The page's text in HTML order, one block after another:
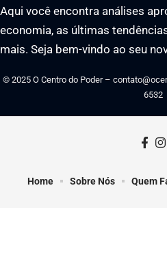
Aqui você encontra análises
economia, as últimas
mais. Seja bem-vindo ao seu
© 2025 O Centro do Poder –
6532
Home Sobre Nós Quem